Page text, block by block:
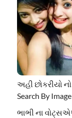
અહી છોકરીયો
Search By Image
ભાભી ના